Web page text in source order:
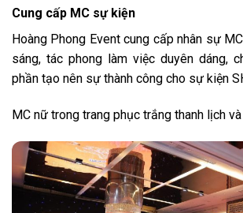
Cung cấp MC sự kiện
Hoàng Phong Event cung cấp nhân sự
sáng, tác phong làm việc duyên dáng,
phần tạo nên sự thành công cho sự kiện
MC nữ trong trang phục trắng thanh lịch